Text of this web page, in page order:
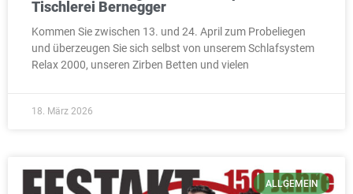
Tischlerei Bernegger
Kommen Sie zwischen 13. und 24. April zum Probeliegen
und überzeugen Sie sich selbst von unserem Schlafsystem
Relax 2000, unseren Zirben Betten und vielen
18. März 2026
ALLGEMEIN